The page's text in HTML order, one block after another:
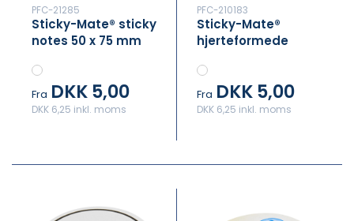
PFC-21285
Sticky-Mate® sticky
notes 50 x 75 mm
Fra DKK 5,00
DKK 6,25 inkl. moms
PFC-210183
Sticky-Mate®
hjerteformede
noter af
genbrugspapir
Fra DKK 5,00
DKK 6,25 inkl. moms